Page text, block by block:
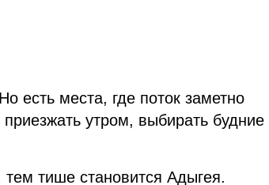
есть места, где поток заметно
утром, выбирать будние
тише становится Адыгея.